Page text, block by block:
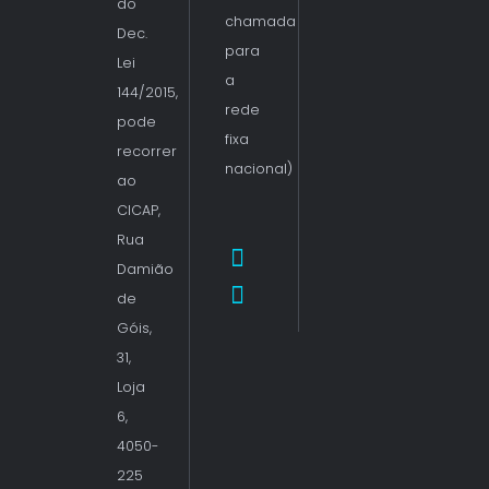
do
Dec.
Lei
144/2015,
pode
recorrer
ao
CICAP,
Rua
Damião
de
Góis,
31,
Loja
6,
4050-
225
chamada
para
a
rede
fixa
nacional)